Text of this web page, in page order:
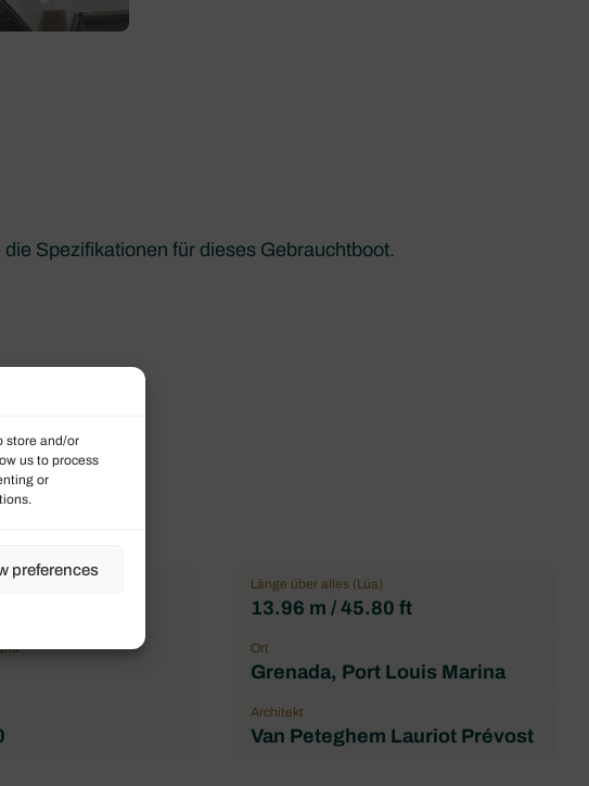
store and/or
us to process
or
preferences
die Spezifikationen für dieses Gebrauchtboot.
Länge über alles (Lüa)
13.96 m / 45.80 ft
Ort
Grenada, Port Louis Marina
Architekt
Van Peteghem Lauriot Prévost